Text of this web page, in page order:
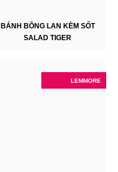
BÁNH BÔNG LAN KÈM SỐT
SALAD TIGER
LEMMORE